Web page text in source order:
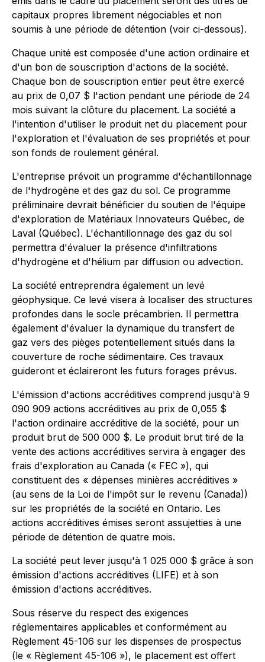
capitaux propres librement négociables et non
soumis à une période de détention (voir ci-dessous).
Chaque unité est composée d'une action ordinaire et
d'un bon de souscription d'actions de la société.
Chaque bon de souscription entier peut être exercé
au prix de 0,07 $ l'action pendant une période de 24
mois suivant la clôture du placement. La société a
l'intention d'utiliser le produit net du placement pour
l'exploration et l'évaluation de ses propriétés et pour
son fonds de roulement général.
L'entreprise prévoit un programme d'échantillonnage
de l'hydrogène et des gaz du sol. Ce programme
préliminaire devrait bénéficier du soutien de l'équipe
d'exploration de Matériaux Innovateurs Québec, de
Laval (Québec). L'échantillonnage des gaz du sol
permettra d'évaluer la présence d'infiltrations
d'hydrogène et d'hélium par diffusion ou advection.
La société entreprendra également un levé
géophysique. Ce levé visera à localiser des structures
profondes dans le socle précambrien. Il permettra
également d'évaluer la dynamique du transfert de
gaz vers des pièges potentiellement situés dans la
couverture de roche sédimentaire. Ces travaux
guideront et éclaireront les futurs forages prévus.
L'émission d'actions accréditives comprend jusqu'à 9
090 909 actions accréditives au prix de 0,055 $
l'action ordinaire accréditive de la société, pour un
produit brut de 500 000 $. Le produit brut tiré de la
vente des actions accréditives servira à engager des
frais d'exploration au Canada (« FEC »), qui
constituent des « dépenses minières accréditives »
(au sens de la Loi de l'impôt sur le revenu (Canada))
sur les propriétés de la société en Ontario. Les
actions accréditives émises seront assujetties à une
période de détention de quatre mois.
La société peut lever jusqu'à 1 025 000 $ grâce à son
émission d'actions accréditives (LIFE) et à son
émission d'actions accréditives.
Sous réserve du respect des exigences
réglementaires applicables et conformément au
Règlement 45-106 sur les dispenses de prospectus
(le « Règlement 45-106 »), le placement est offert